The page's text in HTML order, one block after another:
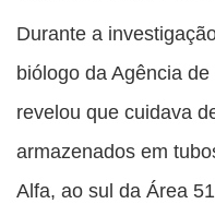
Durante a
biólogo da Agência
revelou que cuidava
armazenados em
Alfa, ao sul da Área